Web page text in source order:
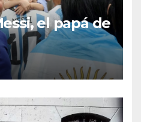
el papá de